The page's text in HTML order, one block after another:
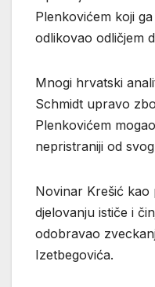
Plenkovićem koji
odlikovao odličjem
Mnogi hrvatski
Schmidt upravo
Plenkovićem
nepristraniji od
Novinar Krešić
djelovanju ističe i
odobravao
Izetbegovića.